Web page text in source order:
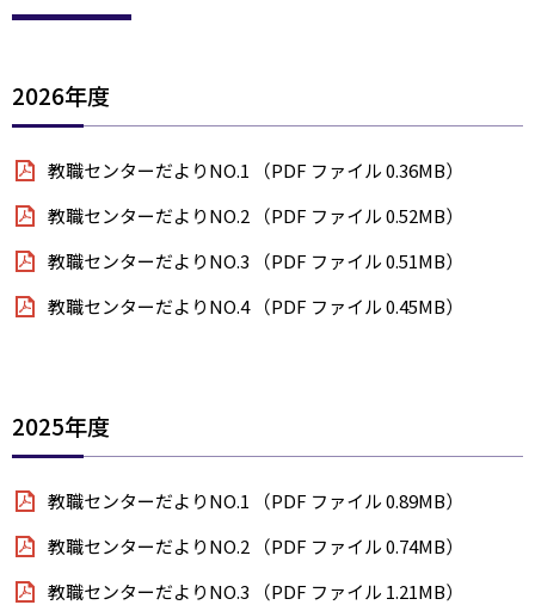
2026年度
教職センターだよりNO.1 （PDF ファイル 0.36MB）
教職センターだよりNO.2 （PDF ファイル 0.52MB）
教職センターだよりNO.3 （PDF ファイル 0.51MB）
教職センターだよりNO.4 （PDF ファイル 0.45MB）
2025年度
教職センターだよりNO.1 （PDF ファイル 0.89MB）
教職センターだよりNO.2 （PDF ファイル 0.74MB）
教職センターだよりNO.3 （PDF ファイル 1.21MB）